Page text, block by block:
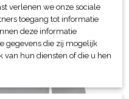
verlenen we onze sociale
toegang tot informatie
deze informatie
gegevens die zij mogelijk
hun diensten of die u hen